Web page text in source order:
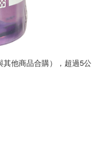
他商品合購），超過5公